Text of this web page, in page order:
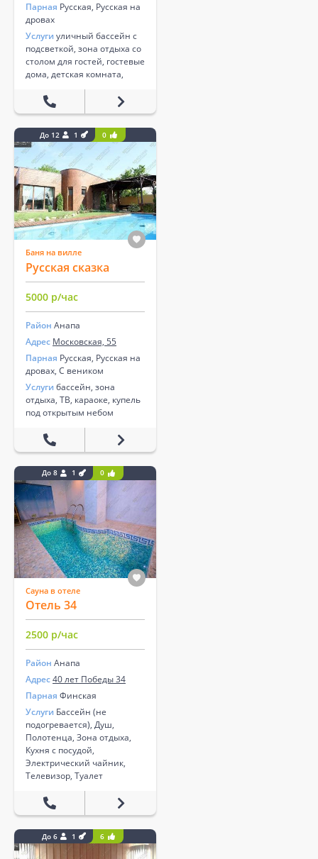
Парная Русская, Русская на
дровах
Услуги уличный бассейн с
подсветкой, зона отдыха со
столом для гостей, гостевые
дома, детская комната,
До 12 1 0
Баня на вилле
Русская сказка
5000 р/час
Район Анапа
Адрес Московская, 55
Парная Русская, Русская на
дровах, С веником
Услуги бассейн, зона
отдыха, ТВ, караоке, купель
под открытым небом
До 8 1 0
Сауна в отеле
Отель 34
2500 р/час
Район Анапа
Адрес40 лет Победы 34
Парная Финская
Услуги Бассейн (не
подогревается), Душ,
Полотенца, Зона отдыха,
Кухня с посудой,
Электрический чайник,
Телевизор, Туалет
До 6 1 6